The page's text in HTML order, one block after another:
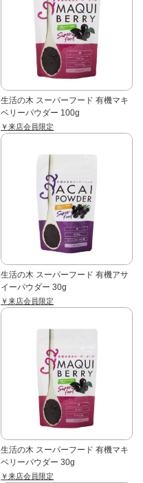
生活の木 スーパーフード 有機マキ
ベリーパウダー 100g
￥来店会員限定
生活の木 スーパーフード 有機アサ
イーパウダー 30g
￥来店会員限定
生活の木 スーパーフード 有機マキ
ベリーパウダー 30g
￥来店会員限定